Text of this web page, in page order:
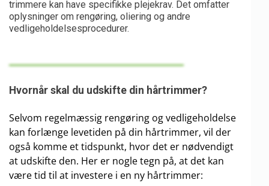
trimmere kan have specifikke plejekrav. Det omfatter
oplysninger om rengøring, oliering og andre
vedligeholdelsesprocedurer.
Hvornår skal du udskifte din hårtrimmer?
Selvom regelmæssig rengøring og vedligeholdelse
kan forlænge levetiden på din hårtrimmer, vil der
også komme et tidspunkt, hvor det er nødvendigt
at udskifte den. Her er nogle tegn på, at det kan
være tid til at investere i en ny hårtrimmer: